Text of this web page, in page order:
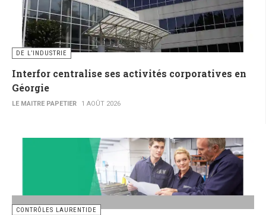
DE L’INDUSTRIE
Interfor centralise ses activités corporatives en
Géorgie
LE MAITRE PAPETIER 1 AOÛT 2026
CONTRÔLES LAURENTIDE